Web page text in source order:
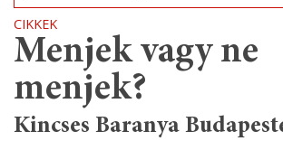
CIKKEK
Menjek vagy ne
menjek?
Kincses Baranya